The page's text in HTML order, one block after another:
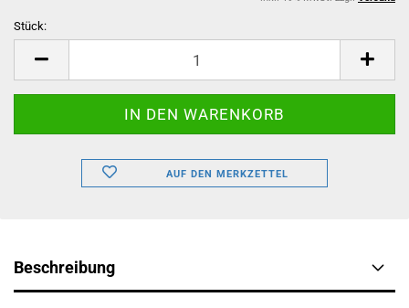
Stück:
AUF DEN MERKZETTEL
Beschreibung